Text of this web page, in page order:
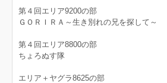
第４回エリア9200の部
ＧＯＲＩＲＡ～生き別れの兄を探して～
第４回エリア8800の部
ちょろぬす隊
エリア＋ヤグラ8625の部